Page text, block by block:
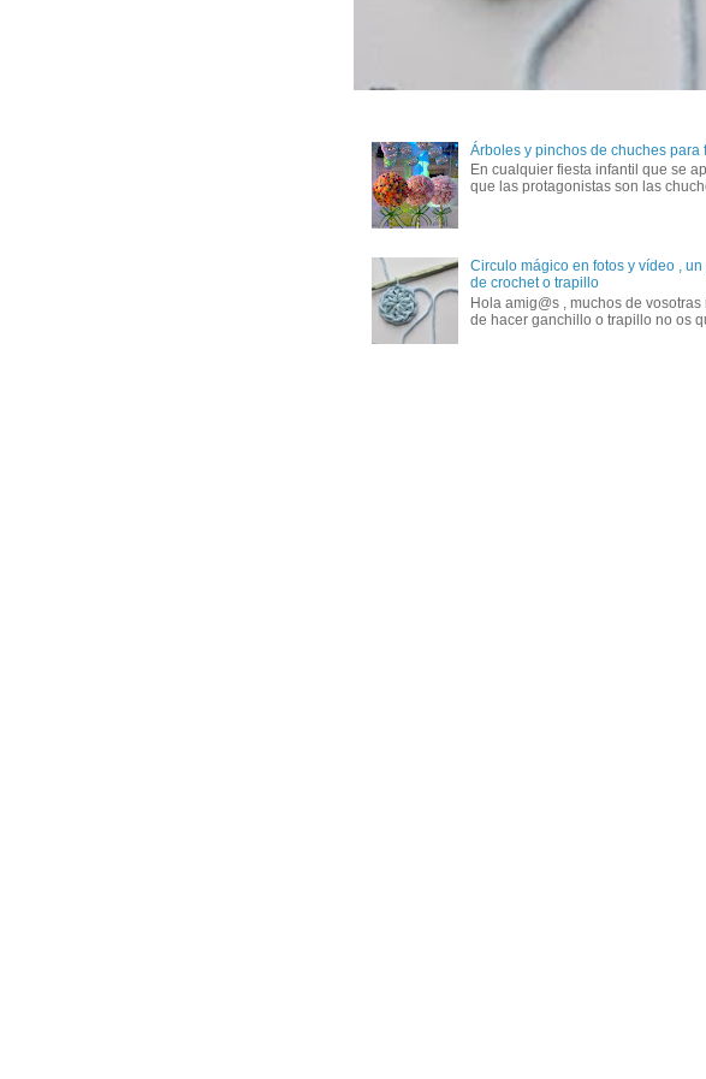
Árboles y pinchos de chuches
En cualquier fiesta infantil que se
que las protagonistas son las
Circulo mágico en fotos y vídeo ,
de crochet o trapillo
Hola amig@s , muchos de
de hacer ganchillo o trapillo no os